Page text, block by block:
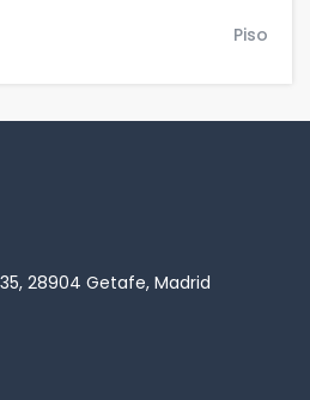
Piso
28904 Getafe, Madrid